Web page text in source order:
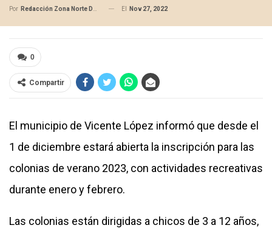
Por Redacción Zona Norte Daily El Nov 27, 2022
0
Compartir
El municipio de Vicente López informó que desde el
1 de diciembre estará abierta la inscripción para las
colonias de verano 2023, con actividades recreativas
durante enero y febrero.
Las colonias están dirigidas a chicos de 3 a 12 años,